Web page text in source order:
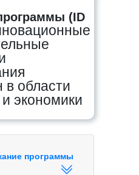
(ID
в области
экономики
программы